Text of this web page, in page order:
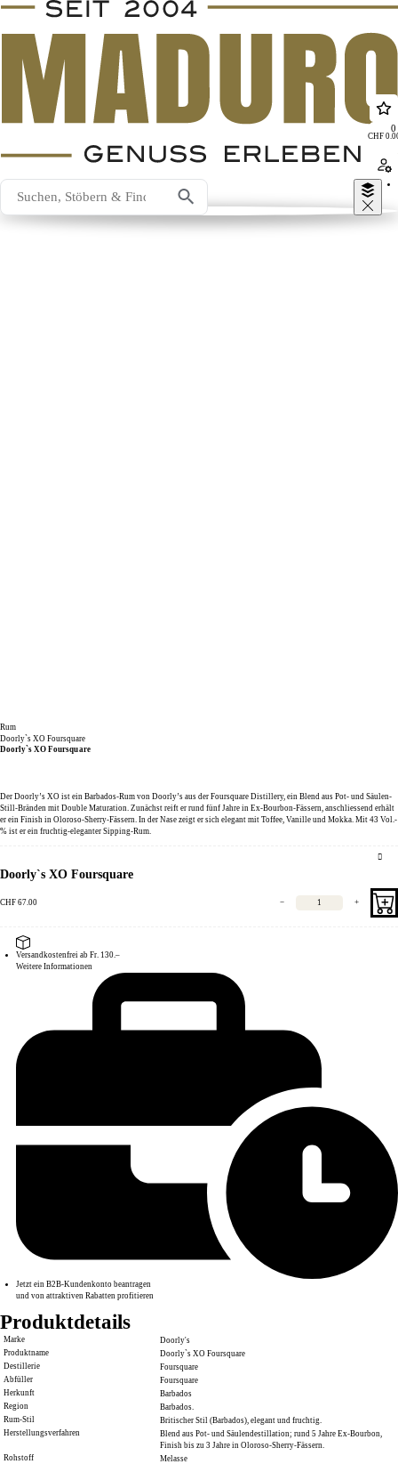
CHF
0
Rum
Doorly`s XO Foursquare
Doorly`s XO Foursquare
Der Doorly’s XO ist ein Barbados-Rum von Doorly’s aus der Foursquare Distillery, ein Blend aus Pot- und Säulen-
Still-Bränden mit Double Maturation. Zunächst reift er rund fünf Jahre in Ex-Bourbon-Fässern, anschliessend erhält
er ein Finish in Oloroso-Sherry-Fässern. In der Nase zeigt er sich elegant mit Toffee, Vanille und Mokka. Mit 43 Vol.-
% ist er ein fruchtig-eleganter Sipping-Rum.
Doorly`s XO Foursquare
CHF 67.00 − +
Versandkostenfrei ab Fr. 130.–
Weitere Informationen
Jetzt ein B2B-Kundenkonto beantragen
und von attraktiven Rabatten profitieren
Produktdetails
Marke
Doorly's
Produktname
Doorly`s XO Foursquare
Destillerie
Foursquare
Abfüller
Foursquare
Herkunft
Barbados
Region
Barbados.
Rum-Stil
Britischer Stil (Barbados), elegant und fruchtig.
Herstellungsverfahren
Blend aus Pot- und Säulendestillation; rund 5 Jahre Ex-Bourbon,
Finish bis zu 3 Jahre in Oloroso-Sherry-Fässern.
Rohstoff
Melasse